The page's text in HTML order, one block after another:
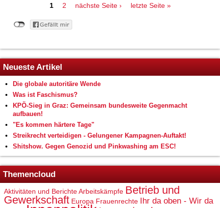
1 2 nächste Seite › letzte Seite »
Neueste Artikel
Die globale autoritäre Wende
Was ist Faschismus?
KPÖ-Sieg in Graz: Gemeinsam bundesweite Gegenmacht
aufbauen!
"Es kommen härtere Tage"
Streikrecht verteidigen - Gelungener Kampagnen-Auftakt!
Shitshow. Gegen Genozid und Pinkwashing am ESC!
Themencloud
Aktivitäten und BerichteArbeitskämpfe Betrieb und
Gewerkschaft Europa Frauenrechte
Ihr da oben - Wir da